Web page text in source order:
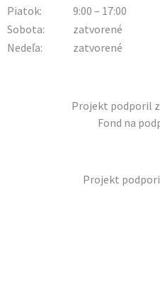
Piatok:
9:00 – 17:00
Sobota:
zatvorené
Nedeľa:
zatvorené
Projekt podporil
Fond na
Projekt